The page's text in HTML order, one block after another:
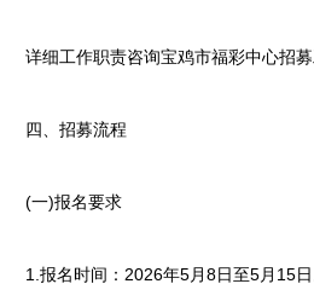
详细工作职责咨询宝鸡市福彩中心招募
四、招募流程
(一)报名要求
1.报名时间：2026年5月8日至5月15日